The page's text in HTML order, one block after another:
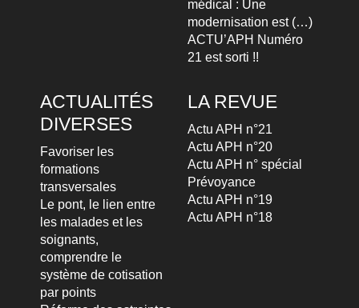
médical : Une
modernisation est (…)
ACTU’APH Numéro
21 est sorti !!
ACTUALITÉS
DIVERSES
Favoriser les
formations
transversales
Le pont, le lien entre
les malades et les
soignants,
comprendre le
système de cotisation
par points
LA REVUE
Actu APH n°21
Actu APH n°20
Actu APH n° spécial
Prévoyance
Actu APH n°19
Actu APH n°18